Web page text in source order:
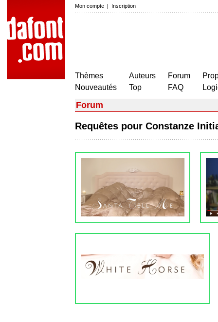
Mon compte | Inscription
Thèmes
Nouveautés
Auteurs
Top
Forum
FAQ
Forum
Requêtes pour Constanze